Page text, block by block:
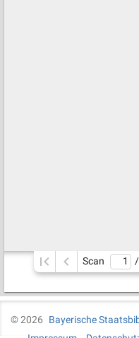
Scan
©2026
Bayerische